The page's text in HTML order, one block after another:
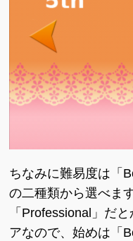
ちなみに難易度は「
の二種類から選べます
「Professional」だ
アなので、始めは「